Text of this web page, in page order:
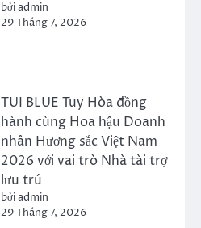
bởi admin
29 Tháng 7, 2026
TUI BLUE Tuy Hòa đồng
hành cùng Hoa hậu Doanh
nhân Hương sắc Việt Nam
2026 với vai trò Nhà tài trợ
lưu trú
bởi admin
29 Tháng 7, 2026